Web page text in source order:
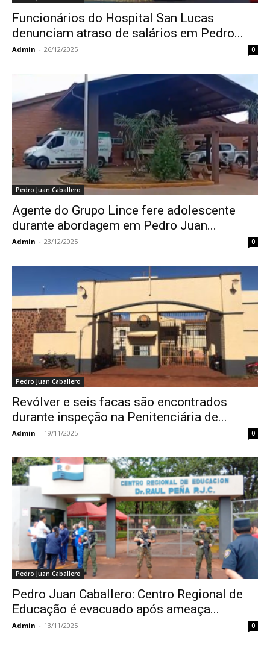
Funcionários do Hospital San Lucas
denunciam atraso de salários em Pedro...
Admin - 26/12/2025 0
Pedro Juan Caballero
Agente do Grupo Lince fere adolescente
durante abordagem em Pedro Juan...
Admin - 23/12/2025 0
Pedro Juan Caballero
Revólver e seis facas são encontrados
durante inspeção na Penitenciária de...
Admin - 19/11/2025 0
Pedro Juan Caballero
Pedro Juan Caballero: Centro Regional de
Educação é evacuado após ameaça...
Admin - 13/11/2025 0